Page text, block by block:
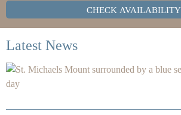
Latest News